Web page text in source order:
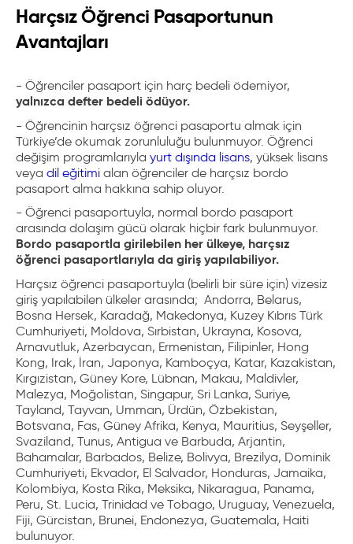
Harçsız Öğrenci Pasaportunun
Avantajları
- Öğrenciler pasaport için harç bedeli ödemiyor,
yalnızca defter bedeli ödüyor.
- Öğrencinin harçsız öğrenci pasaportu almak için
Türkiye’de okumak zorunluluğu bulunmuyor. Öğrenci
değişim programlarıyla yurt dışında lisans, yüksek lisans
veya dil eğitimi alan öğrenciler de harçsız bordo
pasaport alma hakkına sahip oluyor.
- Öğrenci pasaportuyla, normal bordo pasaport
arasında dolaşım gücü olarak hiçbir fark bulunmuyor.
Bordo pasaportla girilebilen her ülkeye, harçsız
öğrenci pasaportlarıyla da giriş yapılabiliyor.
Harçsız öğrenci pasaportuyla (belirli bir süre için) vizesiz
giriş yapılabilen ülkeler arasında; Andorra, Belarus,
Bosna Hersek, Karadağ, Makedonya, Kuzey Kıbrıs Türk
Cumhuriyeti, Moldova, Sırbistan, Ukrayna, Kosova,
Arnavutluk, Azerbaycan, Ermenistan, Filipinler, Hong
Kong, Irak, İran, Japonya, Kamboçya, Katar, Kazakistan,
Kırgızistan, Güney Kore, Lübnan, Makau, Maldivler,
Malezya, Moğolistan, Singapur, Sri Lanka, Suriye,
Tayland, Tayvan, Umman, Ürdün, Özbekistan,
Botsvana, Fas, Güney Afrika, Kenya, Mauritius, Seyşeller,
Svaziland, Tunus, Antigua ve Barbuda, Arjantin,
Bahamalar, Barbados, Belize, Bolivya, Brezilya, Dominik
Cumhuriyeti, Ekvador, El Salvador, Honduras, Jamaika,
Kolombiya, Kosta Rika, Meksika, Nikaragua, Panama,
Peru, St. Lucia, Trinidad ve Tobago, Uruguay, Venezuela,
Fiji, Gürcistan, Brunei, Endonezya, Guatemala, Haiti
bulunuyor.